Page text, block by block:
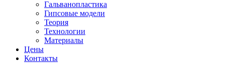
Гальванопластика
Гипсовые модели
Теория
Технологии
Материалы
Цены
Контакты